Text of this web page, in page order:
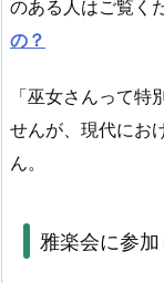
のある人はご覧く
の？
「巫女さんって
せんが、現代にお
ん。
雅楽会に参